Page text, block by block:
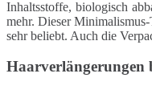
Inhaltsstoffe, biologisch
mehr. Dieser
sehr beliebt. Auch die
Haarverlängerungen